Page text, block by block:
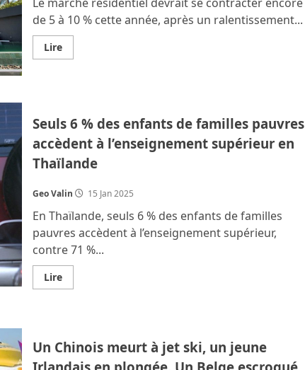
cambodgien
de 5 à 10 % cette année, après un ralentissement...
LireEn
savoir
thaïlandais
plonge,
seuls
les
boomers
achètent
Seuls 6 % des enfants de familles pauvres
accèdent à l’enseignement supérieur en
Thaïlande
Geo Valin 15 Jan 2025
En Thaïlande, seuls 6 % des enfants de familles
pauvres accèdent à l’enseignement supérieur,
contre 71 %...
LireEn
savoir
des
enfants
de
Un Chinois meurt à jet ski, un jeune